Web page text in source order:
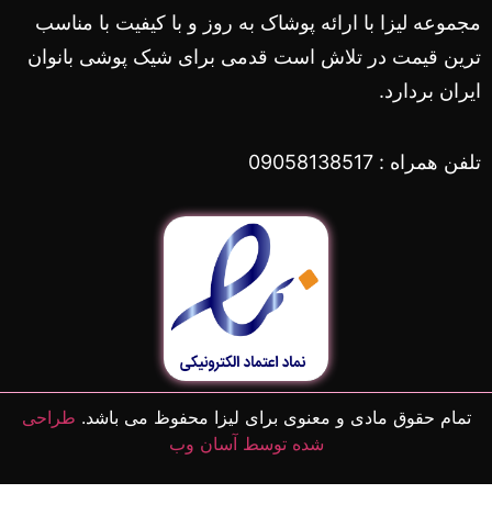
مجموعه لیزا با ارائه پوشاک به روز و با کیفیت با مناسب
ترین قیمت در تلاش است قدمی برای شیک پوشی بانوان
ایران بردارد.
تلفن همراه : 09058138517
تمام حقوق مادی و معنوی برای لیزا محفوظ می باشد. طراحی
شده توسط آسان وب